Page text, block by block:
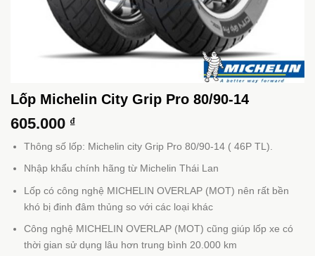
Lốp Michelin City Grip Pro 80/90-14
605.000 ₫
Thông số lốp: Michelin city Grip Pro 80/90-14 ( 46P TL).
Nhập khẩu chính hãng từ Michelin Thái Lan
Lốp có công nghệ MICHELIN OVERLAP (MOT) nên rất bền
khó bị đinh đâm thủng so với các loại khác
Công nghệ MICHELIN OVERLAP (MOT) cũng giúp lốp xe có
thời gian sử dụng lâu hơn trung bình 20.000 km